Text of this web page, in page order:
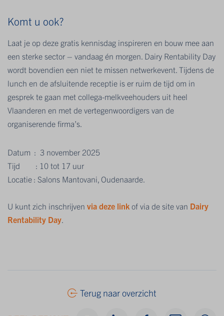
Komt u ook?
Laat je op deze gratis kennisdag inspireren en bouw mee aan
een sterke sector – vandaag én morgen. Dairy Rentability Day
wordt bovendien een niet te missen netwerkevent. Tijdens de
lunch en de afsluitende receptie is er ruim de tijd om in
gesprek te gaan met collega-melkveehouders uit heel
Vlaanderen en met de vertegenwoordigers van de
organiserende firma’s.
Datum : 3 november 2025
Tijd : 10 tot 17 uur
Locatie : Salons Mantovani, Oudenaarde.
U kunt zich inschrijven via deze link of via de site van Dairy
Rentability Day.
Terug naar overzicht